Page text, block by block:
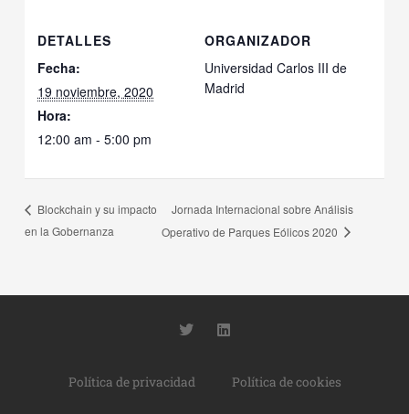
DETALLES
Fecha:
19 noviembre, 2020
Hora:
12:00 am - 5:00 pm
ORGANIZADOR
Universidad Carlos III de
Madrid
Blockchain y su impacto
en la Gobernanza
Jornada Internacional sobre Análisis
Operativo de Parques Eólicos 2020
T
t
L
i
Política de privacidad Política de cookies